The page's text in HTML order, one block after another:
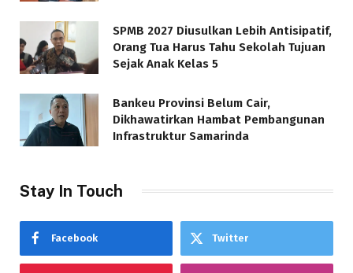
SPMB 2027 Diusulkan Lebih Antisipatif,
Orang Tua Harus Tahu Sekolah Tujuan
Sejak Anak Kelas 5
Bankeu Provinsi Belum Cair,
Dikhawatirkan Hambat Pembangunan
Infrastruktur Samarinda
Stay In Touch
Facebook Twitter